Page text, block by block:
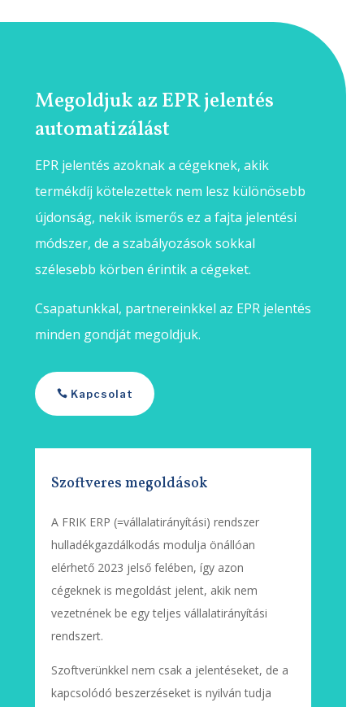
Megoldjuk az EPR jelentés
automatizálást
EPR jelentés azoknak a cégeknek, akik
termékdíj kötelezettek nem lesz különösebb
újdonság, nekik ismerős ez a fajta jelentési
módszer, de a szabályozások sokkal
szélesebb körben érintik a cégeket.
Csapatunkkal, partnereinkkel az EPR jelentés
minden gondját megoldjuk.
Kapcsolat
Szoftveres megoldások
A FRIK ERP (=vállalatirányítási) rendszer
hulladékgazdálkodás modulja önállóan
elérhető 2023 jelső felében, így azon
cégeknek is megoldást jelent, akik nem
vezetnének be egy teljes vállalatirányítási
rendszert.
Szoftverünkkel nem csak a jelentéseket, de a
kapcsolódó beszerzéseket is nyilván tudja